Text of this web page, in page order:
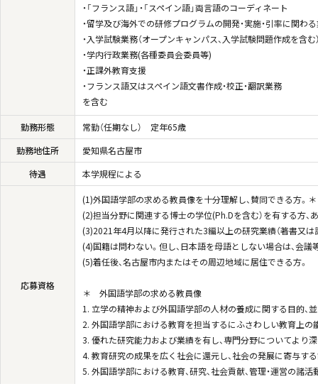
・「フランス語」・「スペイン語」両言語のコーディネート
・留学及び海外での研修プログラムの開発・実施・引率に関わ
・入学試験業務（オープンキャンパス、入学試験問題作成を含む
・学内行政業務(各種委員会委員等)
・正課外教育支援
・フランス語又はスペイン語文書作成・校正・翻訳業務
を含む
勤務形態
常勤（任期なし） 定年65歳
勤務地住所
愛知県名古屋市
待遇
本学規程による
応募資格
(1)外国語学部の求める教員像を十分理解し、賛同できる方。＊
(2)担当分野に関連する博士の学位(Ph.Dを含む）を有する方、
(3)2021年4月以降に発行された3編以上の研究業績（著書又は
(4)国籍は問わない。但し、日本語を母語としない場合は、会
(5)着任後、名古屋市内またはその周辺地域に居住できる方。
＊ 外国語学部の求める教員像
1. 立学の精神および外国語学部の人材の養成に関する目的、並
2. 外国語学部における教育を担当するにふさわしい教育上の
3. 優れた研究能力および業績を有し、専門分野についてより
4. 教育研究の成果を広く社会に還元し、社会の発展に寄与す
5. 外国語学部における教育、研究、社会貢献、管理・運営の諸